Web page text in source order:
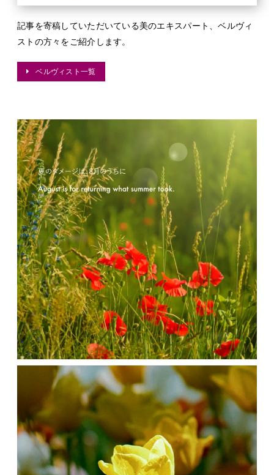
記事を寄稿していただいている美のエキスパート、ベルヴィ
ストの方々をご紹介します。
ベルヴィスト一覧